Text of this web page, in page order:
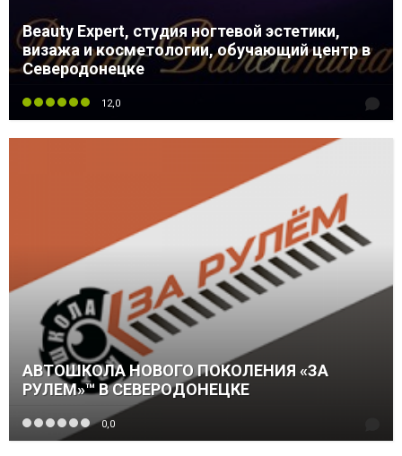
Beauty Expert, студия ногтевой эстетики,
визажа и косметологии, обучающий центр в
Северодонецке
12,0
АВТОШКОЛА НОВОГО ПОКОЛЕНИЯ «ЗА
РУЛЕМ»™ В СЕВЕРОДОНЕЦКЕ
0,0